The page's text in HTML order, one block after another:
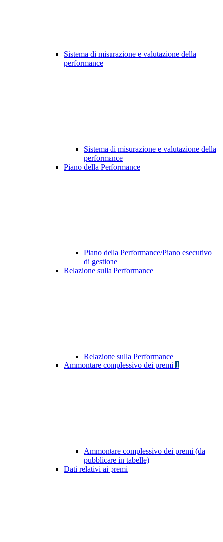
Sistema di misurazione e valutazione della
performance
Sistema di misurazione e valutazione della
performance
Piano della Performance
Piano della Performance/Piano esecutivo
di gestione
Relazione sulla Performance
Relazione sulla Performance
Ammontare complessivo dei premi 1
Ammontare complessivo dei premi (da
pubblicare in tabelle)
Dati relativi ai premi